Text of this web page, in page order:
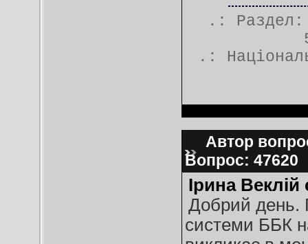
.:
.:
Автор
Вопрос: 47620
Ірина
Добрий день.
системи ББК